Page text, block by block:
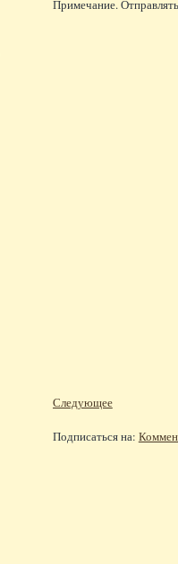
Примечание.
Следующее
Подписаться на: